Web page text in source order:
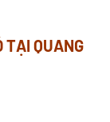
TẠI QUANG